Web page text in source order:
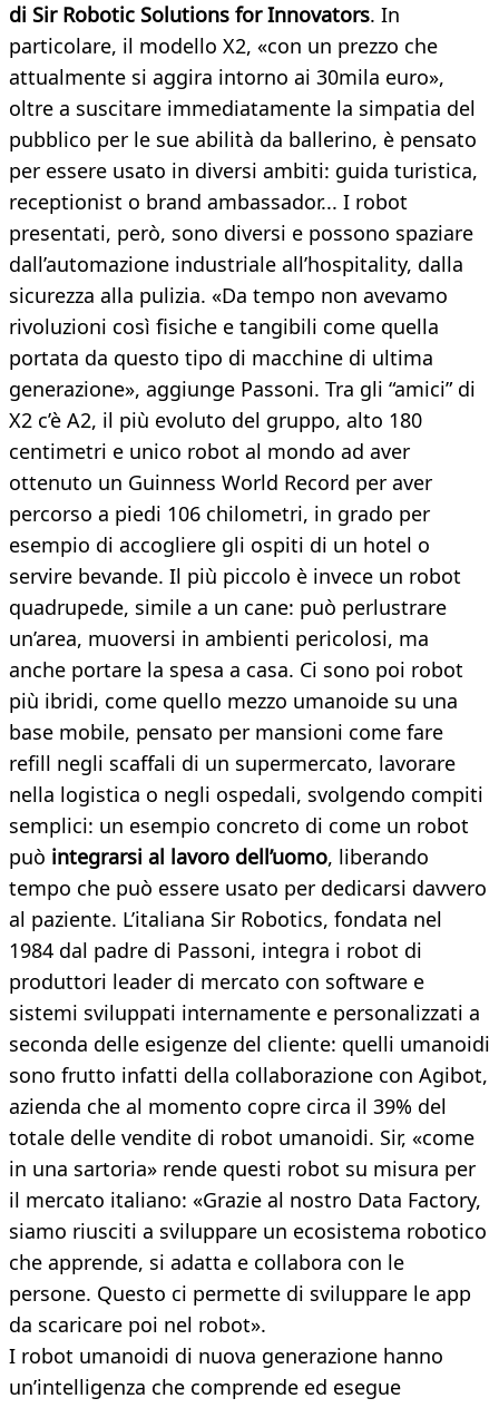
di Sir Robotic Solutions for Innovators. In
particolare, il modello X2, «con un prezzo che
attualmente si aggira intorno ai 30mila euro»,
oltre a suscitare immediatamente la simpatia del
pubblico per le sue abilità da ballerino, è pensato
per essere usato in diversi ambiti: guida turistica,
receptionist o brand ambassador... I robot
presentati, però, sono diversi e possono spaziare
dall’automazione industriale all’hospitality, dalla
sicurezza alla pulizia. «Da tempo non avevamo
rivoluzioni così fisiche e tangibili come quella
portata da questo tipo di macchine di ultima
generazione», aggiunge Passoni. Tra gli “amici” di
X2 c’è A2, il più evoluto del gruppo, alto 180
centimetri e unico robot al mondo ad aver
ottenuto un Guinness World Record per aver
percorso a piedi 106 chilometri, in grado per
esempio di accogliere gli ospiti di un hotel o
servire bevande. Il più piccolo è invece un robot
quadrupede, simile a un cane: può perlustrare
un’area, muoversi in ambienti pericolosi, ma
anche portare la spesa a casa. Ci sono poi robot
più ibridi, come quello mezzo umanoide su una
base mobile, pensato per mansioni come fare
refill negli scaffali di un supermercato, lavorare
nella logistica o negli ospedali, svolgendo compiti
semplici: un esempio concreto di come un robot
può integrarsi al lavoro dell’uomo, liberando
tempo che può essere usato per dedicarsi davvero
al paziente. L’italiana Sir Robotics, fondata nel
1984 dal padre di Passoni, integra i robot di
produttori leader di mercato con software e
sistemi sviluppati internamente e personalizzati a
seconda delle esigenze del cliente: quelli umanoidi
sono frutto infatti della collaborazione con Agibot,
azienda che al momento copre circa il 39% del
totale delle vendite di robot umanoidi. Sir, «come
in una sartoria» rende questi robot su misura per
il mercato italiano: «Grazie al nostro Data Factory,
siamo riusciti a sviluppare un ecosistema robotico
che apprende, si adatta e collabora con le
persone. Questo ci permette di sviluppare le app
da scaricare poi nel robot».
I robot umanoidi di nuova generazione hanno
un’intelligenza che comprende ed esegue